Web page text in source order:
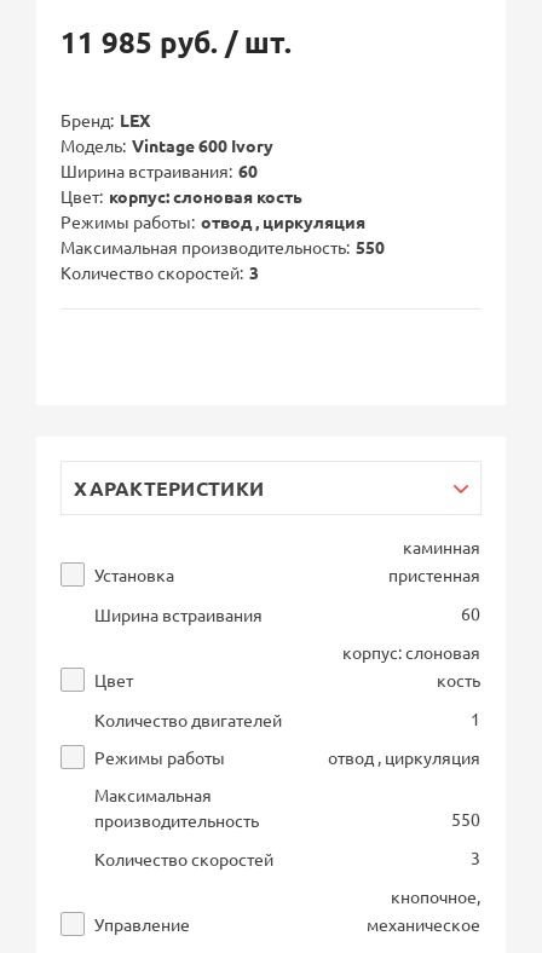
11 985 руб. / шт.
Бренд LEX
Модель Vintage 600 Ivory
Ширина встраивания 60
Цвет корпус: слоновая кость
Режимы работы отвод , циркуляция
Максимальная производительность 550
Количество скоростей 3
ХАРАКТЕРИСТИКИ
Установка
каминная
пристенная
Ширина встраивания
60
Цвет
корпус: слоновая
кость
Количество двигателей
1
Режимы работы
отвод , циркуляция
Максимальная
производительность
550
Количество скоростей
3
Управление
кнопочное,
механическое